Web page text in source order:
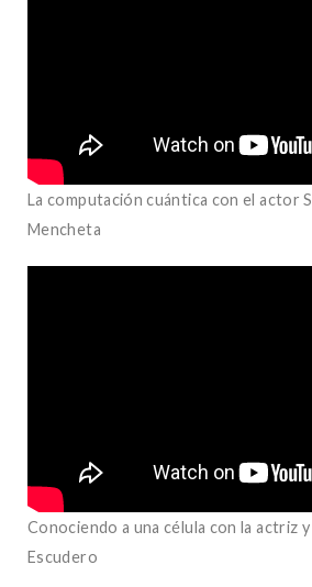
La computación cuántica con el actor
Mencheta
Conociendo a una célula con la actriz
Escudero